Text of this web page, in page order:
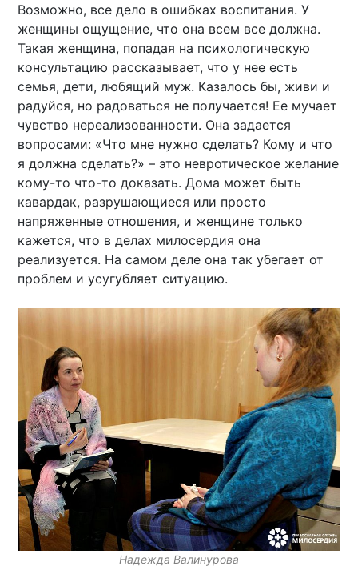
Возможно, все дело в ошибках воспитания. У
женщины ощущение, что она всем все должна.
Такая женщина, попадая на психологическую
консультацию рассказывает, что у нее есть
семья, дети, любящий муж. Казалось бы, живи и
радуйся, но радоваться не получается! Ее мучает
чувство нереализованности. Она задается
вопросами: «Что мне нужно сделать? Кому и что
я должна сделать?» – это невротическое желание
кому-то что-то доказать. Дома может быть
кавардак, разрушающиеся или просто
напряженные отношения, и женщине только
кажется, что в делах милосердия она
реализуется. На самом деле она так убегает от
проблем и усугубляет ситуацию.
Надежда Валинурова